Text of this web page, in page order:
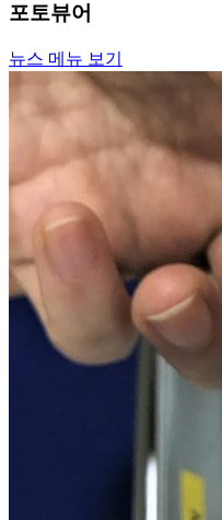
포토뷰어
뉴스 메뉴 보기